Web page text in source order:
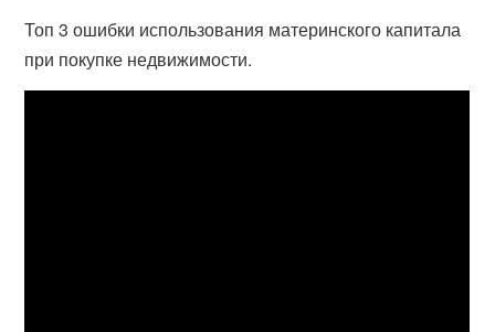
Топ 3 ошибки использования материнского капитала
при покупке недвижимости.